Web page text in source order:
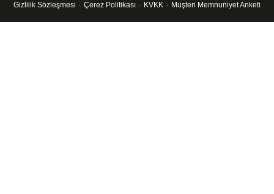
Gizlilik Sözleşmesi Çerez Politikası KVKK Müşteri Memnuniyet Anketi